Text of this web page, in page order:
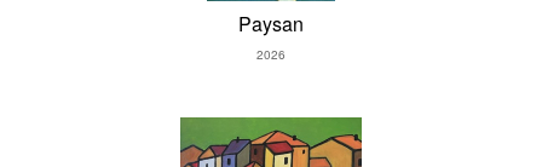
Paysan
2026